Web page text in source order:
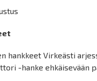
hankkeet Virkeästi
-hanke ehkäisevään